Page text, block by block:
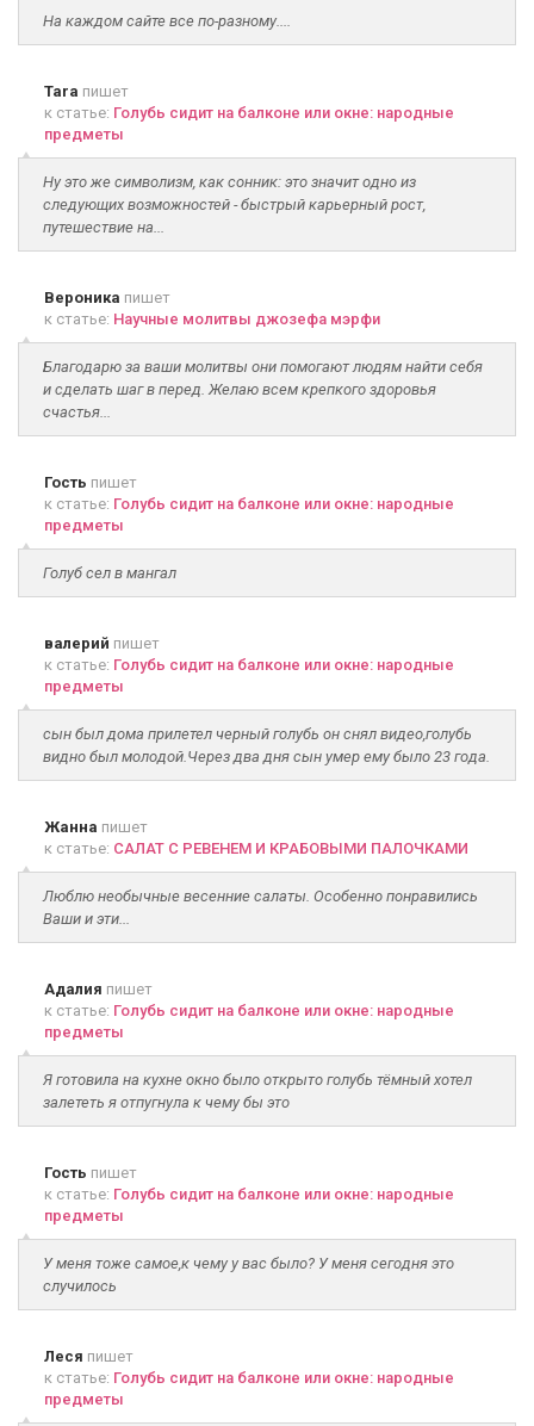
На каждом сайте все по-разному....
Tara пишет
к статье: Голубь сидит на балконе или окне: народные
предметы
Ну это же символизм, как сонник: это значит одно из
следующих возможностей - быстрый карьерный рост,
путешествие на...
Вероника пишет
к статье: Научные молитвы джозефа мэрфи
Благодарю за ваши молитвы они помогают людям найти себя
и сделать шаг в перед. Желаю всем крепкого здоровья
счастья...
Гость пишет
к статье: Голубь сидит на балконе или окне: народные
предметы
Голуб сел в мангал
валерий пишет
к статье: Голубь сидит на балконе или окне: народные
предметы
сын был дома прилетел черный голубь он снял видео,голубь
видно был молодой.Через два дня сын умер ему было 23 года.
Жанна пишет
к статье: САЛАТ С РЕВЕНЕМ И КРАБОВЫМИ ПАЛОЧКАМИ
Люблю необычные весенние салаты. Особенно понравились
Ваши и эти...
Адалия пишет
к статье: Голубь сидит на балконе или окне: народные
предметы
Я готовила на кухне окно было открыто голубь тёмный хотел
залететь я отпугнула к чему бы это
Гость пишет
к статье: Голубь сидит на балконе или окне: народные
предметы
У меня тоже самое,к чему у вас было? У меня сегодня это
случилось
Леся пишет
к статье: Голубь сидит на балконе или окне: народные
предметы